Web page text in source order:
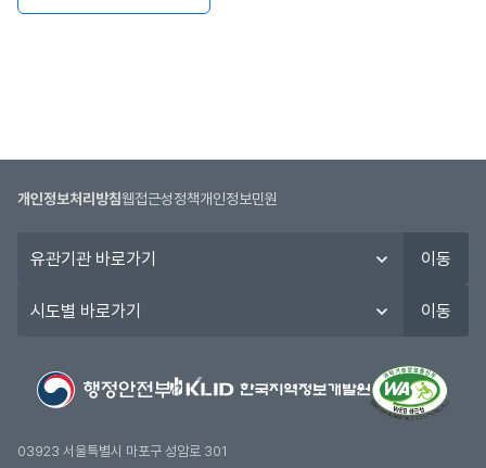
개인정보처리방침웹접근성정책개인정보민원
관
이동
도
기
이동
03923 서울특별시 마포구 성암로 301